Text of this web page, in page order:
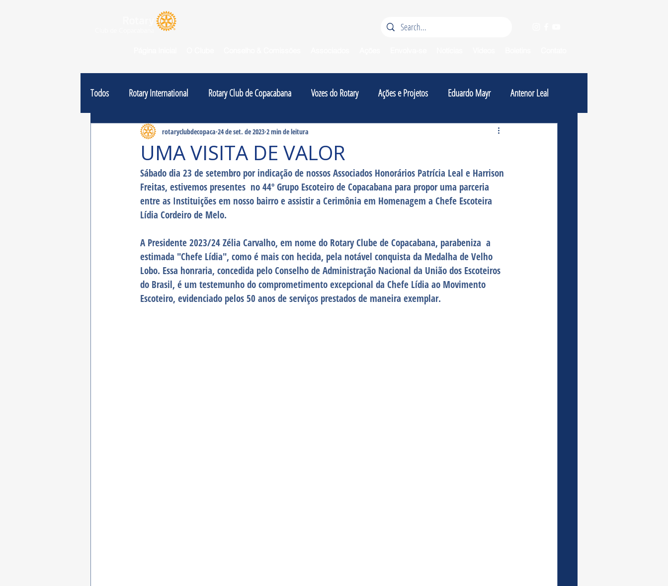
Todos Rotary International Rotary Club de Copacabana Vozes do Rotary Ações e Projetos Eduardo Mayr Antenor Leal
UMA VISITA DE VALOR
rotaryclubdecopaca 24 de set. de 2023 2 min de leitura
Sábado dia 23 de setembro por indicação de nossos Associados Honorários Patrícia Leal e Harrison
Freitas, estivemos presentes  no 44º Grupo Escoteiro de Copacabana para propor uma parceria
entre as Instituições em nosso bairro e assistir a Cerimônia em Homenagem a Chefe Escoteira
Lídia Cordeiro de Melo.
A Presidente 2023/24 Zélia Carvalho, em nome do Rotary Clube de Copacabana, parabeniza  a
estimada "Chefe Lídia", como é mais con hecida, pela notável conquista da Medalha de Velho
Lobo. Essa honraria, concedida pelo Conselho de Administração Nacional da União dos Escoteiros
do Brasil, é um testemunho do comprometimento excepcional da Chefe Lídia ao Movimento
Escoteiro, evidenciado pelos 50 anos de serviços prestados de maneira exemplar.